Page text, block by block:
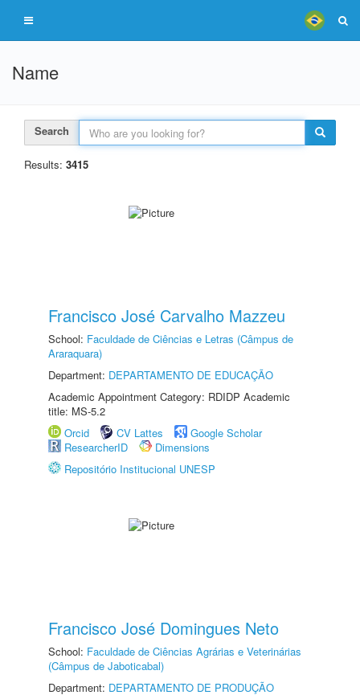
Name
Search
Results: 3415
Francisco José Carvalho Mazzeu
School: Faculdade de Ciências e Letras (Câmpus de
Araraquara)
Department: DEPARTAMENTO DE EDUCAÇÃO
Academic Appointment Category: RDIDP Academic
title: MS-5.2
Orcid
CV Lattes
Google Scholar
ResearcherID
Dimensions
Repositório Institucional UNESP
Francisco José Domingues Neto
School: Faculdade de Ciências Agrárias e Veterinárias
(Câmpus de Jaboticabal)
Department: DEPARTAMENTO DE PRODUÇÃO